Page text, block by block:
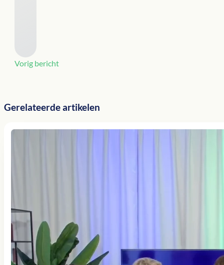
Vorig bericht
Gerelateerde artikelen